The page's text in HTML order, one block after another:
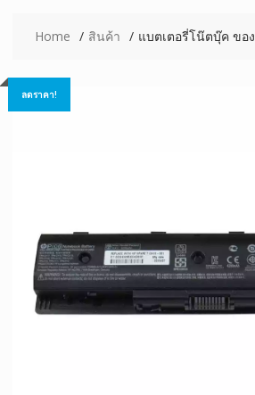
Home สินค้า แบตเตอรี่โน๊ตบุ๊ค ขอ
ลดราคา!